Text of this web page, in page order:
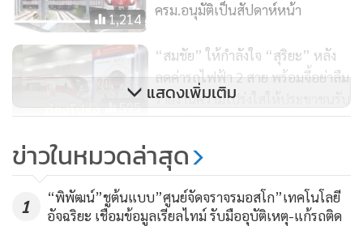
2. รถไฟฟ้าในเขตกรุงเทพมหานครและปริมณฑล 1,495,776
คน-เที่ยว ประกอบด้วย
- รถไฟฟ้า Airport Rail Link ให้บริการ 223 เที่ยววิ่ง (รวมเสริม 8
เที่ยววิ่ง) จำนวน 69,285 คน-เที่ยว
1,214
ครม.อนุมัติเป็นสัปดาห์หน้า
595
“สมชัย” ให้กำลังใจ “สุริยะ” หลัง
ลดค่ารถไฟฟ้า 2 สาย พร้อมจี้อย่าลืม
รายงานความโปร่งใสให้ประชาชนรับ
ทราบด้วย
92
ครม.เคาะ 20 บ.ตลอดสายรถไฟ
ชานเมืองสายสีแดง-รถไฟฟ้า
มหานคร ลดภาระค่าครองชีพ ปชช.
แสดงเพิ่มเติม
ข่าวในหมวดล่าสุด
1
“พิพัฒน์”ชูต้นแบบ”ศูนย์จัดจราจรมอสโก”เทคโนโลยี
อัจฉริยะ เชื่อมข้อมูลเรียลไทม์ รับมืออุบัติเหตุ-แก้รถติด